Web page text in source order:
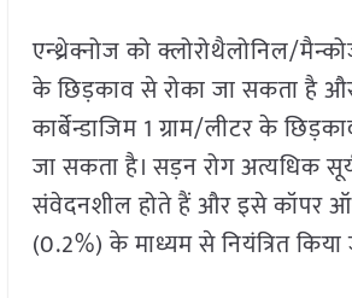
एन्थ्रेक्नोज को क्लोरोथैलोनिल/
के छिड़काव से रोका जा सकता है
कार्बेन्डाजिम 1 ग्राम/लीटर के
जा सकता है। सड़न रोग अत्यधिक
संवेदनशील होते हैं और इसे कॉपर
(0.2%) के माध्यम से नियंत्रित